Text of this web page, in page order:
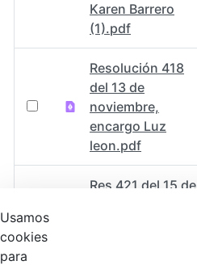
Karen Barrero
(1).pdf
Resolución 418
del 13 de
noviembre,
encargo Luz
leon.pdf
Res 421 del 15 de
Usamos
cookies
para